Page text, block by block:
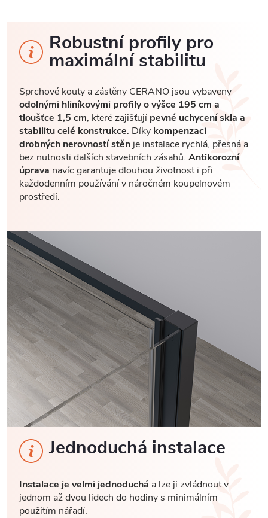
Robustní profily pro
maximální stabilitu
Sprchové kouty a zástěny CERANO jsou vybaveny
odolnými hliníkovými profily o výšce 195 cm a
tloušťce 1,5 cm, které zajišťujípevné uchycení skla a
stabilitu celé konstrukce. Díky kompenzaci
drobných nerovností stěn je instalace rychlá, přesná a
bez nutnosti dalších stavebních zásahů. Antikorozní
úprava navíc garantuje dlouhou životnost i při
každodenním používání v náročném koupelnovém
prostředí.
Jednoduchá instalace
Instalace je velmi jednoduchá a lze ji zvládnout v
jednom až dvou lidech do hodiny s minimálním
použitím nářadí.